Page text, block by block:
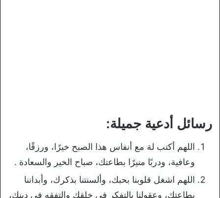
رسائل أدعية جميلة:
اللهم أكتب لة مع أنفاس هذا الصبح خيرًا، ورزقًا،
وعافية، ودربًا منيرًا بطاعتك، صباح الخير والسعادة .
اللهم اشغل قلوبنا بحبك، وألسنتنا بذكرك، وأبداننا
بطاعتك، وعقولنا بالتفكر في خلقك والتفقه في دينك،